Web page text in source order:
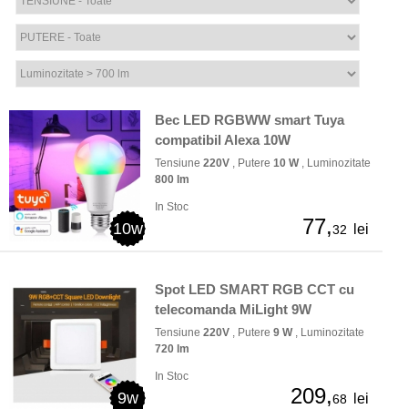
10w
Bec LED RGBWW smart Tuya
compatibil Alexa 10W
Tensiune 220V , Putere 10 W, Luminozitate
800 lm
In Stoc
77,32 lei
9w
Spot LED SMART RGB CCT cu
telecomanda MiLight 9W
Tensiune 220V , Putere 9 W, Luminozitate
720 lm
In Stoc
209,68 lei